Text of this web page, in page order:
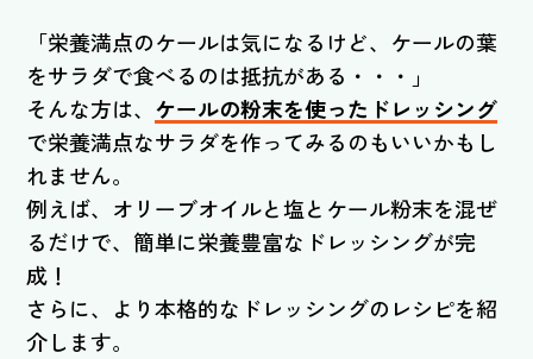
「栄養満点のケールは気になるけど、ケールの葉
をサラダで食べるのは抵抗がある・・・」
そんな方は、 ケールの粉末を使ったドレッシング
で栄養満点なサラダを作ってみるのもいいかもし
れません。
例えば、オリーブオイルと塩とケール粉末を混ぜ
るだけで、簡単に栄養豊富なドレッシングが完
成！
さらに、より本格的なドレッシングのレシピを紹
介します。